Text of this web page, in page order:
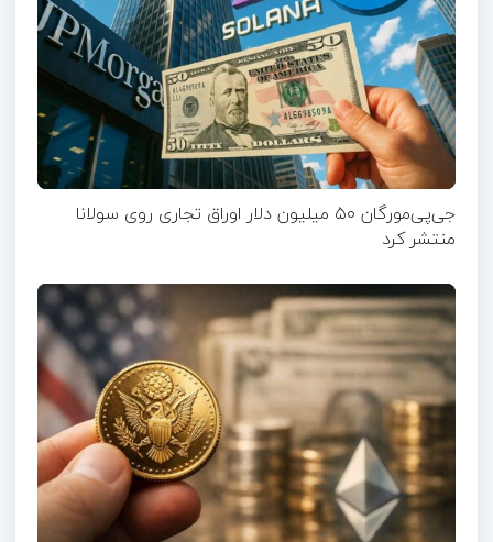
جی‌پی‌مورگان ۵۰ میلیون دلار اوراق تجاری روی سولانا
منتشر کرد